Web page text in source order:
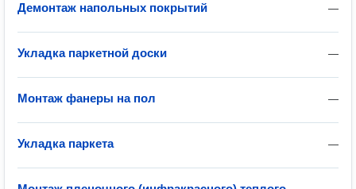
—
Демонтаж напольных покрытий
—
Укладка паркетной доски
—
Монтаж фанеры на пол
—
Укладка паркета